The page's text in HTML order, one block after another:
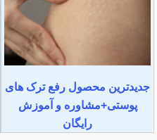
جدیدترین محصول رفع ترک های
پوستی+مشاوره و آموزش
رایگان